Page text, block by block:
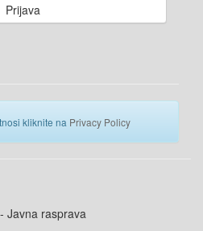
Prijava
kliknite na Privacy Policy
Javna rasprava